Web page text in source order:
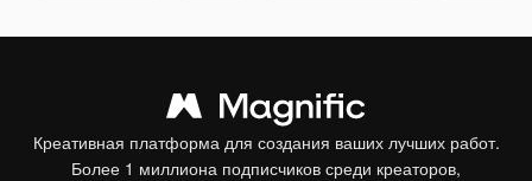
Креативная платформа для создания ваших лучших работ.
Более 1 миллиона подписчиков среди креаторов,